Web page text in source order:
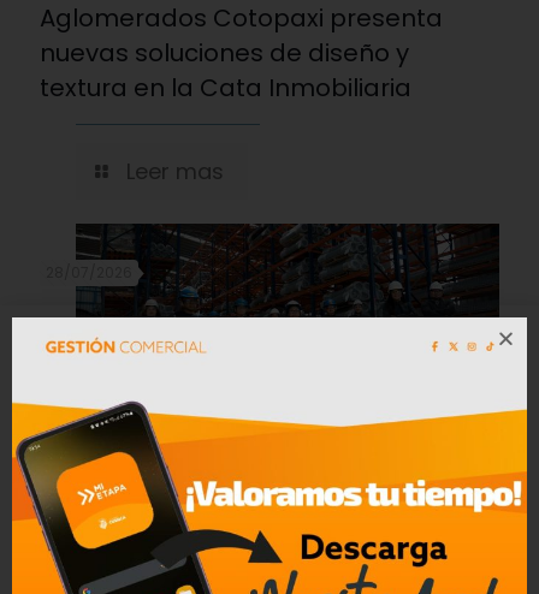
Aglomerados Cotopaxi presenta
nuevas soluciones de diseño y
textura en la Cata Inmobiliaria
Leer mas
Cómo la inteligencia artificial está
ayudando a transformar la
seguridad industrial en Ecuador